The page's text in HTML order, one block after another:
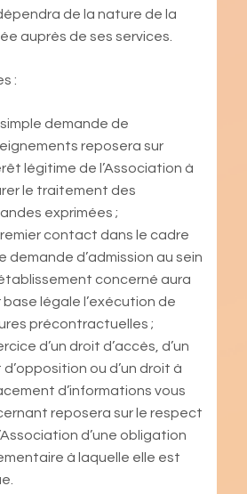
de la nature de la
auprès de ses services.
:
demande de
reposera sur
légitime de l’Association à
le traitement des
exprimées ;
contact dans le cadre
demande d’admission au sein
concerné aura
base légale l’exécution de
précontractuelles ;
d’un droit d’accès, d’un
d’opposition ou d’un droit à
d’informations vous
reposera sur le respect
d’une obligation
à laquelle elle est